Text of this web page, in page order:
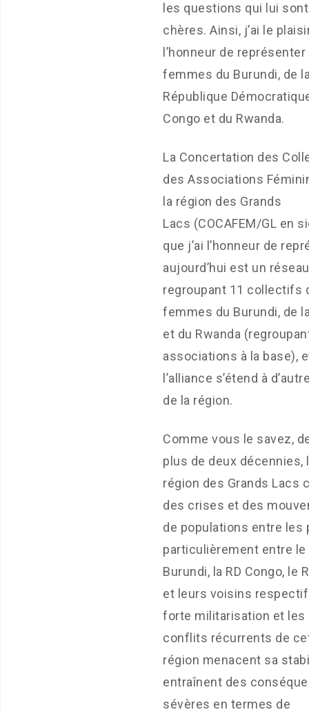
les questions qui lui sont
chères. Ainsi, j’ai le
l’honneur de
femmes du Burundi, de
République
Congo et du Rwanda.
La Concertation des
des Associations
la région des Grands
Lacs (COCAFEM/GL en
que j’ai l’honneur de
aujourd’hui est un réseau
regroupant 11 collectifs
femmes du Burundi, de
et du Rwanda
associations à la base),
l’alliance s’étend à
de la région.
Comme vous le savez,
plus de deux décennies,
région des Grands Lacs
des crises et des
de populations entre les
particulièrement entre le
Burundi, la RD Congo, le
et leurs voisins
forte militarisation et les
conflits récurrents de
région menacent sa
entraînent des
sévères en termes de